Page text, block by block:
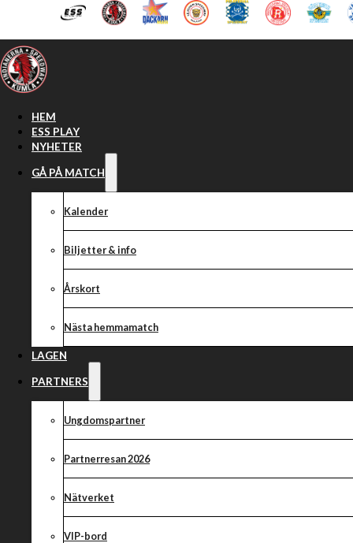
Hoppa till huvudinnehåll Hoppa till sidfot
HEM
ESS PLAY
NYHETER
GÅ PÅ MATCH
Kalender
Biljetter & info
Årskort
Nästa hemmamatch
LAGEN
PARTNERS
Ungdomspartner
Partnerresan 2026
Nätverket
VIP-bord
Hemmamatch i